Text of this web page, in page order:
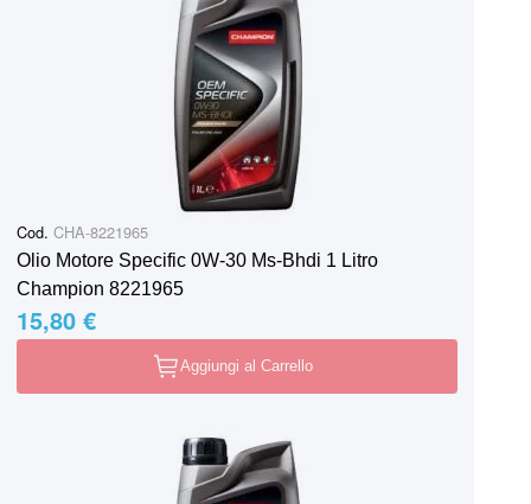
Cod. CHA-8221965
Olio Motore Specific 0W-30 Ms-Bhdi 1 Litro
Champion 8221965
15,80 €
Aggiungi al Carrello